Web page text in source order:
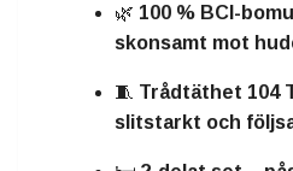
🌿 100 % BCI-bomull
skonsamt mot
🧵 Trådtäthet 104
slitstarkt och